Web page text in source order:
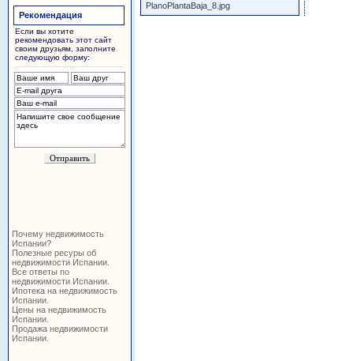
Рекомендация
Если вы хотите
рекомендовать этот сайт
своим друзьям, заполните
следующую форму:
Почему недвижимость
Испании?
Полезные ресуры об
недвижимости Испании.
Все ответы по
недвижимости Испании.
Ипотека на недвижимость
Испании.
Цены на недвижимость
Испании.
Продажа недвижимости
Испании.
PlanoPlantaBaja_8.jpg